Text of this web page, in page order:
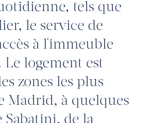
tels que
le service de
à l'immeuble
Le logement est
zones les plus
Madrid, à quelques
Sabatini, de la